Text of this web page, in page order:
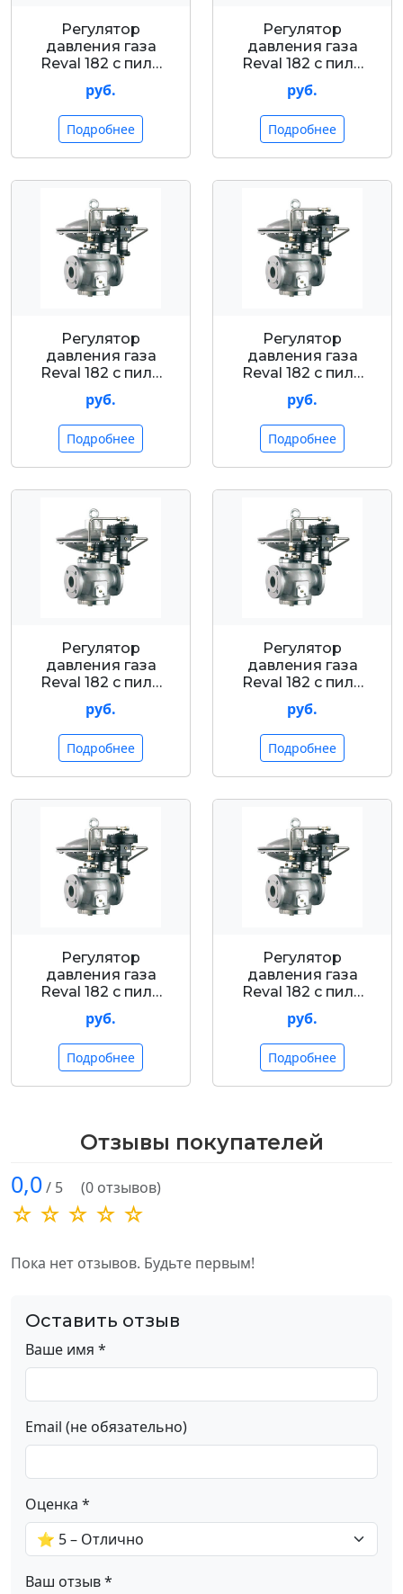
Регулятор
давления газа
Reval 182 с пил…
руб.
Подробнее
Регулятор
давления газа
Reval 182 с пил…
руб.
Подробнее
Регулятор
давления газа
Reval 182 с пил…
руб.
Подробнее
Регулятор
давления газа
Reval 182 с пил…
руб.
Подробнее
Регулятор
давления газа
Reval 182 с пил…
руб.
Подробнее
Регулятор
давления газа
Reval 182 с пил…
руб.
Подробнее
Регулятор
давления газа
Reval 182 с пил…
руб.
Подробнее
Регулятор
давления газа
Reval 182 с пил…
руб.
Подробнее
Отзывы покупателей
0,0/ 5 (0 отзывов)
☆ ☆ ☆ ☆ ☆
Пока нет отзывов. Будьте первым!
Оставить отзыв
Ваше имя *
Email (не обязательно)
Оценка *
Ваш отзыв *